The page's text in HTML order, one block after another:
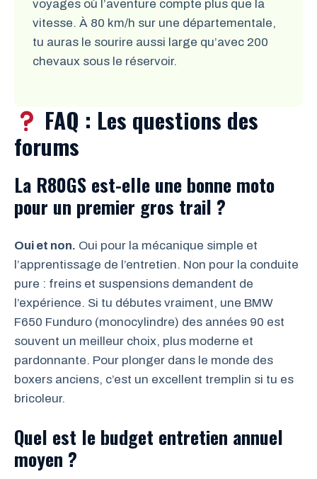
voyages où l’aventure compte plus que la
vitesse. À 80 km/h sur une départementale,
tu auras le sourire aussi large qu’avec 200
chevaux sous le réservoir.
FAQ : Les questions des
forums
La R80GS est-elle une bonne moto
pour un premier gros trail ?
Oui et non. Oui pour la mécanique simple et
l’apprentissage de l’entretien. Non pour la conduite
pure : freins et suspensions demandent de
l’expérience. Si tu débutes vraiment, une BMW
F650 Funduro (monocylindre) des années 90 est
souvent un meilleur choix, plus moderne et
pardonnante. Pour plonger dans le monde des
boxers anciens, c’est un excellent tremplin si tu es
bricoleur.
Quel est le budget entretien annuel
moyen ?